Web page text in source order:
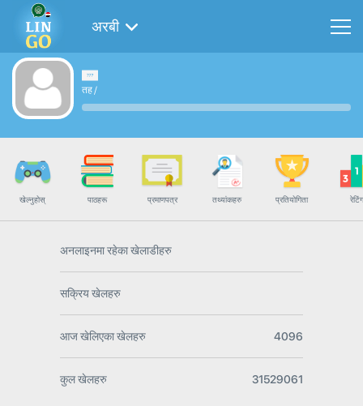
अरबी
तह/
खेल्नुहोस् पाठहरू प्रमाणपत्र तथ्यांकहरु प्रतियोगिता रेटिंग
अनलाइनमा रहेका खेलाडीहरु
सक्रिय खेलहरु
आज खेलिएका खेलहरु 4096
कुल खेलहरु 31529061